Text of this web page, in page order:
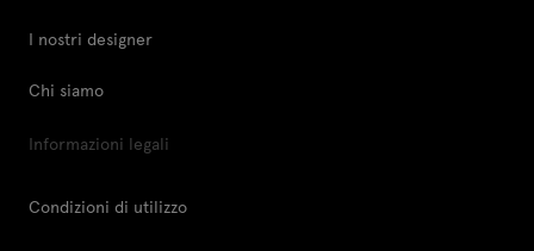
I nostri designer
Chi siamo
Informazioni legali
Condizioni di utilizzo